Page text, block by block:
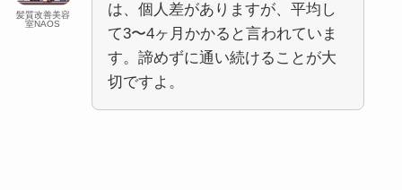
髪質改善美容
室NAOS
は、個人差がありますが、平均し
て3〜4ヶ月かかると言われていま
す。諦めずに通い続けることが大
切ですよ。